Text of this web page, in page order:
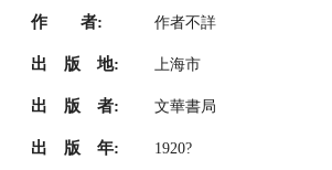
作 者: 作者不詳
出 版 地: 上海市
出 版 者: 文華書局
出 版 年: 1920?